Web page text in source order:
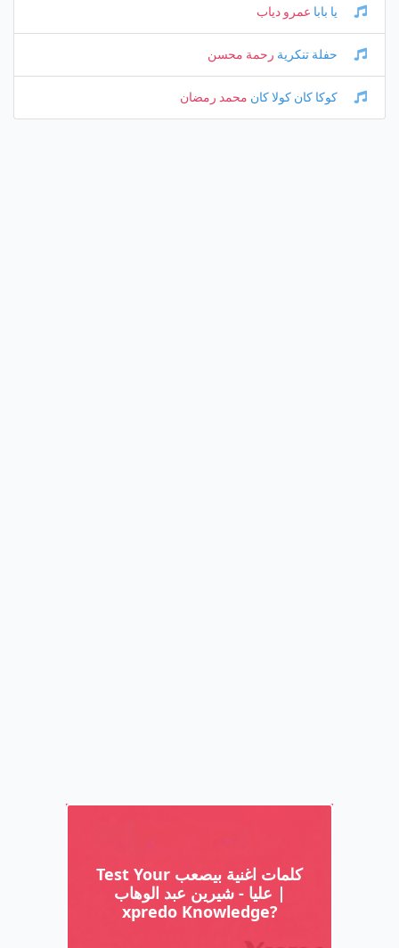
يا بابا عمرو دياب
حفلة تنكرية رحمة محسن
كوكا كان كولا كان محمد رمضان